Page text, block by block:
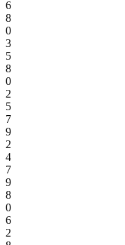
6
8
0
3
5
8
0
2
5
7
9
2
4
7
9
8
0
6
2